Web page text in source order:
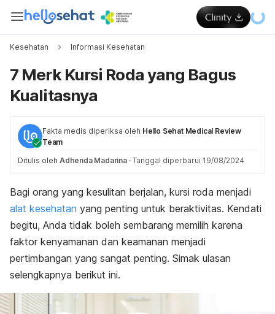
Kesehatan Informasi Kesehatan
7 Merk Kursi Roda yang Bagus
Kualitasnya
Fakta medis diperiksa oleh Hello Sehat Medical Review
Team
Ditulis oleh Adhenda Madarina · Tanggal diperbarui 19/08/2024
Bagi orang yang kesulitan berjalan, kursi roda menjadi
alat kesehatan yang penting untuk beraktivitas. Kendati
begitu, Anda tidak boleh sembarang memilih karena
faktor kenyamanan dan keamanan menjadi
pertimbangan yang sangat penting. Simak ulasan
selengkapnya berikut ini.